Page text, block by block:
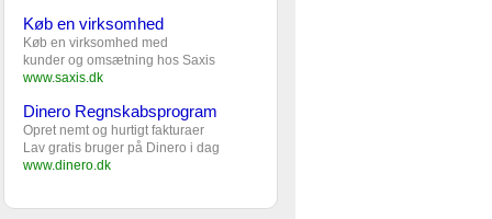
Køb en virksomhed
Køb en virksomhed med
kunder og omsætning hos Saxis
www.saxis.dk
Dinero Regnskabsprogram
Opret nemt og hurtigt fakturaer
Lav gratis bruger på Dinero i dag
www.dinero.dk